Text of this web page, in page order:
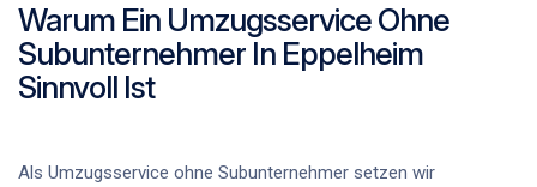
Warum Ein Umzugsservice Ohne
Subunternehmer In Eppelheim
Sinnvoll Ist
Als Umzugsservice ohne Subunternehmer setzen wir